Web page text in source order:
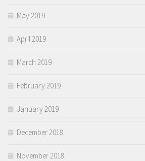
May 2019
April 2019
March 2019
February 2019
January 2019
December 2018
November 2018